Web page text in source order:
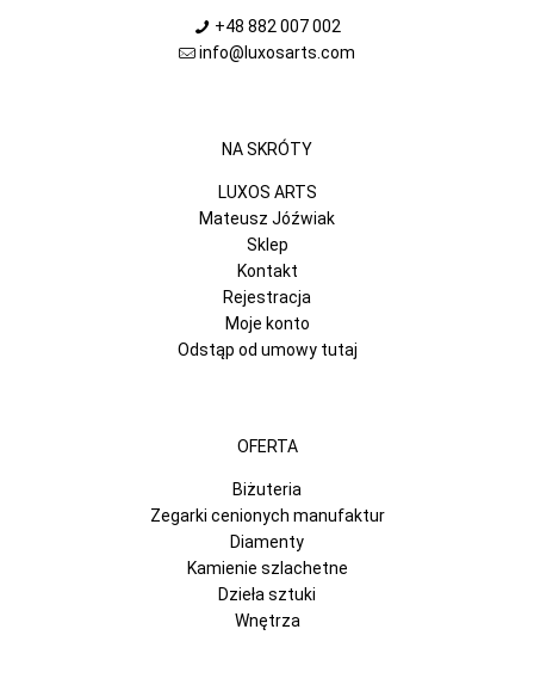
+48 882 007 002
info@luxosarts.com
NA SKRÓTY
LUXOS ARTS
Mateusz Jóźwiak
Sklep
Kontakt
Rejestracja
Moje konto
Odstąp od umowy tutaj
OFERTA
Biżuteria
Zegarki cenionych manufaktur
Diamenty
Kamienie szlachetne
Dzieła sztuki
Wnętrza